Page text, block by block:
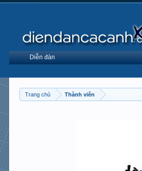
Trang chủ Thành viên
Diễn đàn